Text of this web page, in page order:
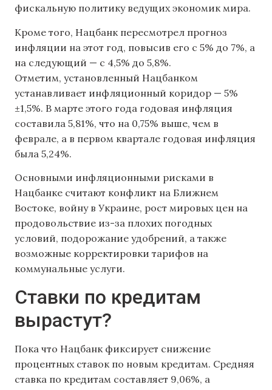
фискальную политику ведущих экономик мира.
Кроме того, Нацбанк пересмотрел прогноз
инфляции на этот год, повысив его с 5% до 7%, а
на следующий — с 4,5% до 5,8%.
Отметим, установленный Нацбанком
устанавливает инфляционный коридор — 5%
±1,5%. В марте этого года годовая инфляция
составила 5,81%, что на 0,75% выше, чем в
феврале, а в первом квартале годовая инфляция
была 5,24%.
Основными инфляционными рисками в
Нацбанке считают конфликт на Ближнем
Востоке, войну в Украине, рост мировых цен на
продовольствие из-за плохих погодных
условий, подорожание удобрений, а также
возможные корректировки тарифов на
коммунальные услуги.
Ставки по кредитам
вырастут?
Пока что Нацбанк фиксирует снижение
процентных ставок по новым кредитам. Средняя
ставка по кредитам составляет 9,06%, а